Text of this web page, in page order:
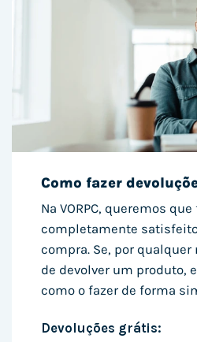
Como fazer
Na VORPC, queremos
completamente
compra. Se, por
de devolver um produto,
como o fazer de forma
Devoluções grátis: